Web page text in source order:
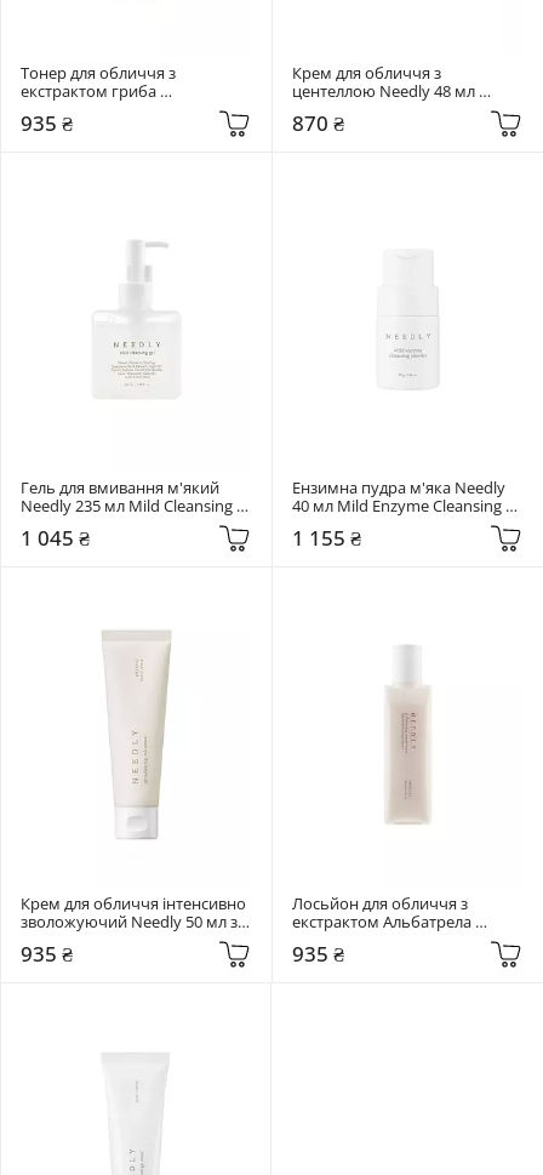
Тонер для обличчя з
екстрактом гриба
Альбатрелус Needly 145 мл pH
balancing toner
935 ₴
Крем для обличчя з
центеллою Needly 48 мл
870 ₴
Гель для вмивання м'який
Needly 235 мл Mild Cleansing
1 045 ₴
Ензимна пудра м'яка Needly
40 мл Mild Enzyme Cleansing
1 155 ₴
Крем для обличчя інтенсивно
зволожуючий Needly 50 мл з
Альбатрелус
935 ₴
Лосьйон для обличчя з
екстрактом Альбатрела
Needly 145 мл pH Balancing
Essence Lotion
935 ₴